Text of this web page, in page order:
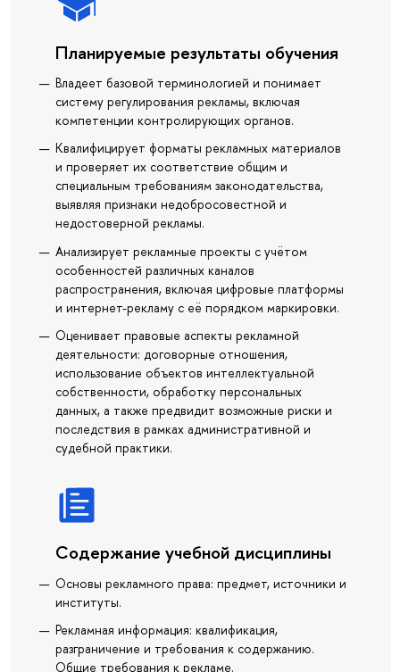
Планируемые результаты обучения
Владеет базовой терминологией и понимает
систему регулирования рекламы, включая
компетенции контролирующих органов.
Квалифицирует форматы рекламных материалов
и проверяет их соответствие общим и
специальным требованиям законодательства,
выявляя признаки недобросовестной и
недостоверной рекламы.
Анализирует рекламные проекты с учётом
особенностей различных каналов
распространения, включая цифровые платформы
и интернет-рекламу с её порядком маркировки.
Оценивает правовые аспекты рекламной
деятельности: договорные отношения,
использование объектов интеллектуальной
собственности, обработку персональных
данных, а также предвидит возможные риски и
последствия в рамках административной и
судебной практики.
Содержание учебной дисциплины
Основы рекламного права: предмет, источники и
институты.
Рекламная информация: квалификация,
разграничение и требования к содержанию.
Общие требования к рекламе.